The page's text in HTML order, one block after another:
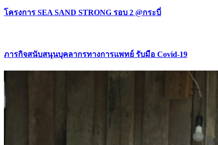
โครงการ SEA SAND STRONG รอบ 2 @กระบี่
ภารกิจสนับสนุนบุคลากรทางการแพทย์ รับมือ Covid-19